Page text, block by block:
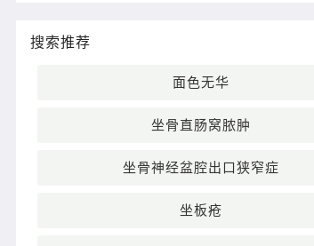
搜索推荐
面色无华
坐骨直肠窝脓肿
坐骨神经盆腔出口狭窄症
坐板疮